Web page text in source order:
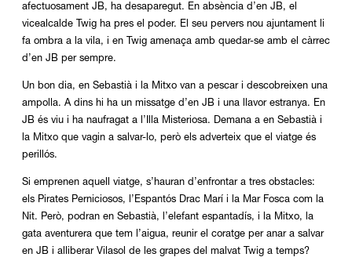
afectuosament JB, ha desaparegut. En absència d’en JB, el
vicealcalde Twig ha pres el poder. El seu pervers nou ajuntament li
fa ombra a la vila, i en Twig amenaça amb quedar-se amb el càrrec
d’en JB per sempre.
Un bon dia, en Sebastià i la Mitxo van a pescar i descobreixen una
ampolla. A dins hi ha un missatge d’en JB i una llavor estranya. En
JB és viu i ha naufragat a l’Illa Misteriosa. Demana a en Sebastià i
la Mitxo que vagin a salvar-lo, però els adverteix que el viatge és
perillós.
Si emprenen aquell viatge, s’hauran d’enfrontar a tres obstacles:
els Pirates Perniciosos, l’Espantós Drac Marí i la Mar Fosca com la
Nit. Però, podran en Sebastià, l’elefant espantadís, i la Mitxo, la
gata aventurera que tem l’aigua, reunir el coratge per anar a salvar
en JB i alliberar Vilasol de les grapes del malvat Twig a temps?